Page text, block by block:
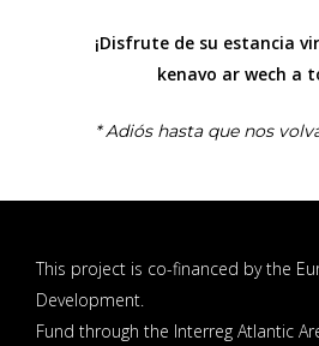
¡Disfrute de su estancia
kenavo ar wech a
* Adiós hasta que nos
This project is co-financed by the
Development.
Fund through the Interreg Atlantic